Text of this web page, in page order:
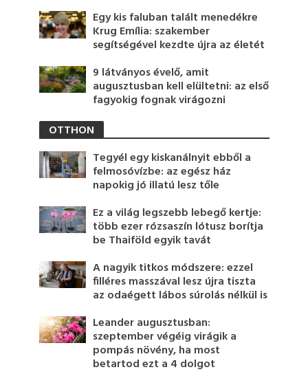
Egy kis faluban talált menedékre
Krug Emília: szakember
segítségével kezdte újra az életét
9 látványos évelő, amit
augusztusban kell elültetni: az első
fagyokig fognak virágozni
OTTHON
Tegyél egy kiskanálnyit ebből a
felmosóvízbe: az egész ház
napokig jó illatú lesz tőle
Ez a világ legszebb lebegő kertje:
több ezer rózsaszín lótusz borítja
be Thaiföld egyik tavát
A nagyik titkos módszere: ezzel
filléres masszával lesz újra tiszta
az odaégett lábos súrolás nélkül is
Leander augusztusban:
szeptember végéig virágik a
pompás növény, ha most
betartod ezt a 4 dolgot